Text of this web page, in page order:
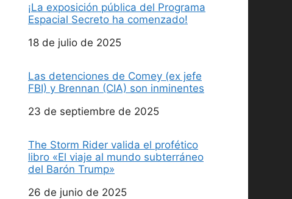
¡La exposición pública del Programa
Espacial Secreto ha comenzado!
Fecha
18 de julio de 2025
Las detenciones de Comey (ex jefe
FBI) y Brennan (CIA) son inminentes
Fecha
23 de septiembre de 2025
The Storm Rider valida el profético
libro «El viaje al mundo subterráneo
del Barón Trump»
Fecha
26 de junio de 2025